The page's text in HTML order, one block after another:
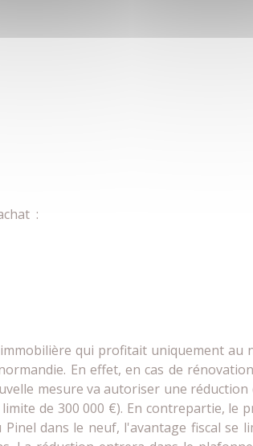
:
qui profitait uniquement au
En effet, en cas de
mesure va autoriser une
de 300 000 €). En contrepartie,
dans le neuf, l'avantage fiscal se